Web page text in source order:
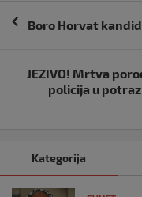
Navigacija
Boro Horvat
JEZIVO! Mrtva
policija u
Kategorija